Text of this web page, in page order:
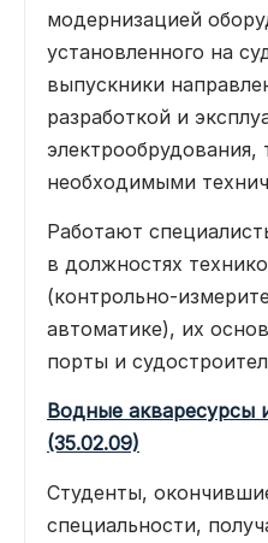
модернизацией
установленного на
выпускники
разработкой и
необходимыми
Работают
в должностях
(контрольно-
автоматике), их
порты и
Водные акваресурсы
(35.02.09)
Студенты,
специальности,